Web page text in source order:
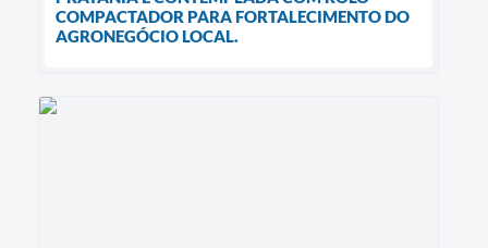
COMPACTADOR PARA FORTALECIMENTO DO
AGRONEGÓCIO LOCAL.